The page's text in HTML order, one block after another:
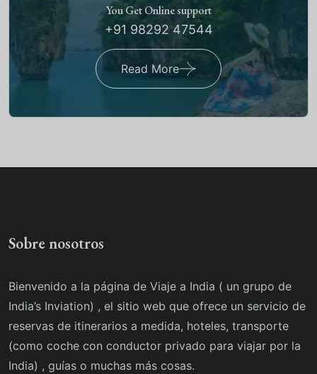
You Get Online support
+91 98292 47544
Read More
Sobre nosotros
Bienvenido a la página de Viaje a India ( un grupo de
India’s Inviation) , el sitio web que ofrece un servicio de
reservas de itinerarios a medida, hoteles, transporte
(como coche con conductor privado para viajar por la
India) , guías o muchas más cosas.